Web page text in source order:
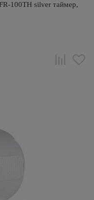
100TH silver таймер,